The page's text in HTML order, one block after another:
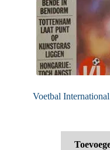
Voetbal